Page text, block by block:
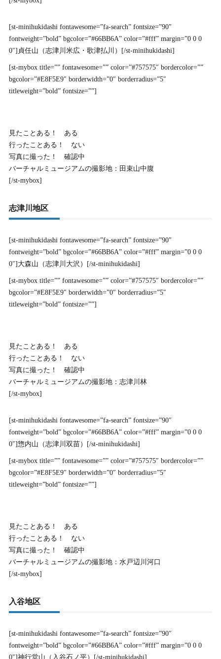
[st-minihukidashi fontawesome=”fa-search” fontsize=”90″
fontweight=”bold” bgcolor=”#66BB6A” color=”#fff” margin=”0 0 0
0″]貞任山（志津川米広・歌津払川）[/st-minihukidashi]
[st-mybox title=”” fontawesome=”” color=”#757575″ bordercolor=””
bgcolor=”#E8F5E9″ borderwidth=”0″ borderradius=”5″
titleweight=”bold” fontsize=””]
見たことある！ ある
行ったことある！ ない
写真に撮った！ 確認中
バーチャルミュージアムの撮影地：田束山中腹
[/st-mybox]
志津川地区
[st-minihukidashi fontawesome=”fa-search” fontsize=”90″
fontweight=”bold” bgcolor=”#66BB6A” color=”#fff” margin=”0 0 0
0″]大森山（志津川大沢）[/st-minihukidashi]
[st-mybox title=”” fontawesome=”” color=”#757575″ bordercolor=””
bgcolor=”#E8F5E9″ borderwidth=”0″ borderradius=”5″
titleweight=”bold” fontsize=””]
見たことある！ ある
行ったことある！ ない
写真に撮った！ 確認中
バーチャルミュージアムの撮影地：志津川林
[/st-mybox]
[st-minihukidashi fontawesome=”fa-search” fontsize=”90″
fontweight=”bold” bgcolor=”#66BB6A” color=”#fff” margin=”0 0 0
0″]惣内山（志津川双苗）[/st-minihukidashi]
[st-mybox title=”” fontawesome=”” color=”#757575″ bordercolor=””
bgcolor=”#E8F5E9″ borderwidth=”0″ borderradius=”5″
titleweight=”bold” fontsize=””]
見たことある！ ある
行ったことある！ ない
写真に撮った！ 確認中
バーチャルミュージアムの撮影地：水戸辺川河口
[/st-mybox]
入谷地区
[st-minihukidashi fontawesome=”fa-search” fontsize=”90″
fontweight=”bold” bgcolor=”#66BB6A” color=”#fff” margin=”0 0 0
0″]神行堂山（入谷石ノ平）[/st-minihukidashi]